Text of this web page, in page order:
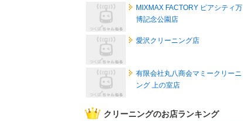
MIXMAX FACTORY ピアシティ万
博記念公園店
愛沢クリーニング店
有限会社丸八商会マミークリーニ
ング 上の室店
クリーニングのお店ランキング